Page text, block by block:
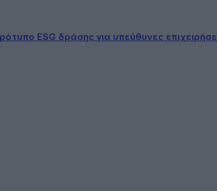
ESG δράσης για υπεύθυνες